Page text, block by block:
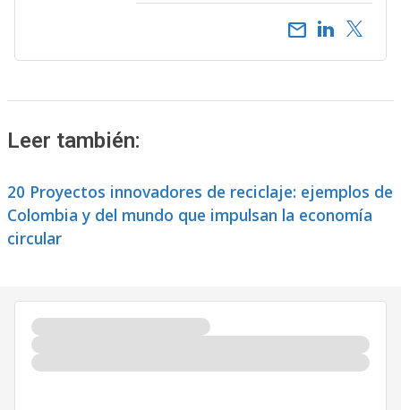
email
Leer también:
20 Proyectos innovadores de reciclaje: ejemplos de
Colombia y del mundo que impulsan la economía
circular